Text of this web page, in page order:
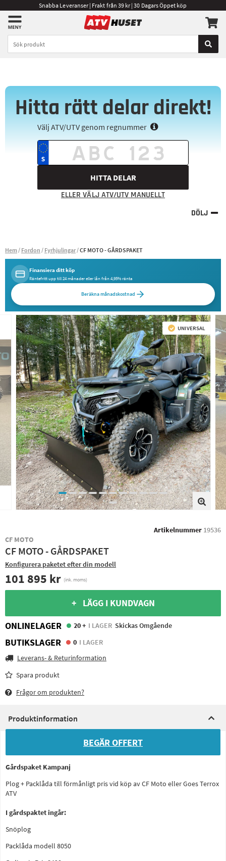
Snabba Leveranser | Frakt från 39 kr | 30 Dagars Öppet köp
Hitta rätt delar direkt!
Välj ATV/UTV genom regnummer
HITTA DELAR
ELLER VÄLJ ATV/UTV MANUELLT
DÖLJ
Hem Fordon Fyrhjulingar CF MOTO - GÅRDSPAKET
Finansiera ditt köp
Räntefritt upp till 24 månader eller lån från 4,95% ränta
Beräkna månadskostnad
UNIVERSAL
Artikelnummer 19536
CF MOTO
CF MOTO - GÅRDSPAKET
Konfigurera paketet efter din modell
101 895 kr (ink. moms)
+ LÄGG I KUNDVAGN
ONLINELAGER
20 + I LAGER Skickas Omgående
BUTIKSLAGER 0 I LAGER
Leverans- & Returinformation
Spara produkt
Frågor om produkten?
Produktinformation
BEGÄR OFFERT
Gårdspaket Kampanj
Plog + Packlåda till förmånligt pris vid köp av CF Moto eller Goes Terrox
ATV
I gårdspaktet ingår:
Snöplog
Packlåda modell 8050